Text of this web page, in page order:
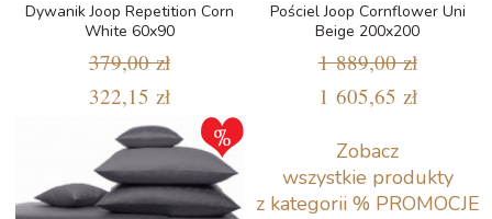
Dywanik Joop Repetition Corn
White 60x90
379,00 zł
322,15 zł
Pościel Joop Cornflower Uni
Beige 200x200
1 889,00 zł
1 605,65 zł
Zobacz
wszystkie produkty
z kategorii % PROMOCJE